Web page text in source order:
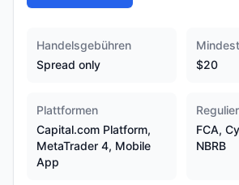
Handelsgebühren
Spread only
$20
Plattformen
Capital.com Platform,
MetaTrader 4, Mobile
App
FCA,
NBRB